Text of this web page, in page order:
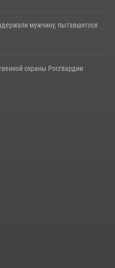
мужчину, пытавшегося
охраны Росгвардии